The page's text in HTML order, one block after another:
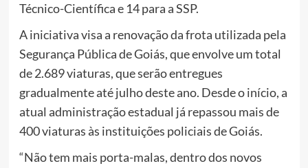
Técnico-Científica e 14 para a SSP.
A iniciativa visa a renovação da frota utilizada pela
Segurança Pública de Goiás, que envolve um total
de 2.689 viaturas, que serão entregues
gradualmente até julho deste ano. Desde o início, a
atual administração estadual já repassou mais de
400 viaturas às instituições policiais de Goiás.
“Não tem mais porta-malas, dentro dos novos